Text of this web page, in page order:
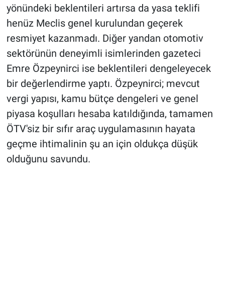
yönündeki beklentileri artırsa da yasa teklifi
henüz Meclis genel kurulundan geçerek
resmiyet kazanmadı. Diğer yandan otomotiv
sektörünün deneyimli isimlerinden gazeteci
Emre Özpeynirci ise beklentileri dengeleyecek
bir değerlendirme yaptı. Özpeynirci; mevcut
vergi yapısı, kamu bütçe dengeleri ve genel
piyasa koşulları hesaba katıldığında, tamamen
ÖTV'siz bir sıfır araç uygulamasının hayata
geçme ihtimalinin şu an için oldukça düşük
olduğunu savundu.